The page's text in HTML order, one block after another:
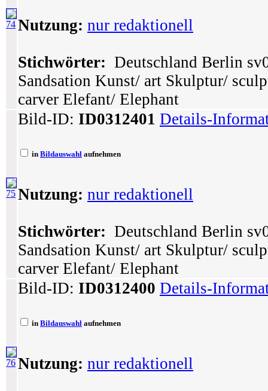
74 Nutzung: nur redaktionell
Stichwörter: Deutschland Berlin
Sandsation Kunst/ art Skulptur/
carver Elefant/ Elephant
75
Bild-ID: ID0312401 Details-
in Bildauswahl aufnehmen
Nutzung: nur redaktionell
Stichwörter: Deutschland Berlin
Sandsation Kunst/ art Skulptur/
carver Elefant/ Elephant
76
Bild-ID: ID0312400 Details-
in Bildauswahl aufnehmen
Nutzung: nur redaktionell